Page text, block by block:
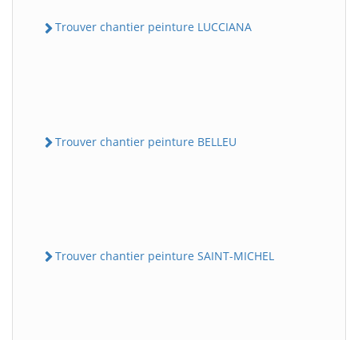
Trouver chantier peinture LUCCIANA
Trouver chantier peinture BELLEU
Trouver chantier peinture SAINT-MICHEL